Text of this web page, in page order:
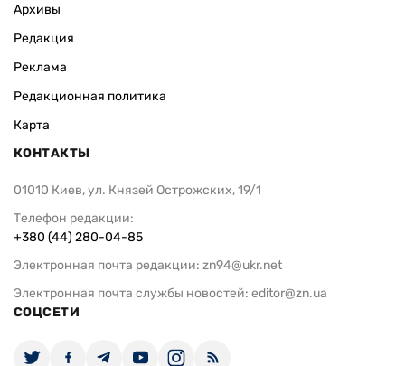
Архивы
Редакция
Реклама
Редакционная политика
Карта
КОНТАКТЫ
01010 Киев, ул. Князей Острожских, 19/1
Телефон редакции:
+380 (44) 280-04-85
Электронная почта редакции: zn94@ukr.net
Электронная почта службы новостей: editor@zn.ua
СОЦСЕТИ